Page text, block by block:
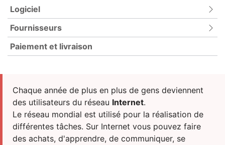
Logiciel
ANTIVIRUS
POUR LES APPAREILS MOBILES
SÉCURITÉ COMPLÈTE DES INFORMATIONS
PRODUITS CLOUD
SYSTÈMES D'EXPLOITATION
Fournisseurs
ADLOCK
ESET
INCOMEDIA
KASPERSKY LAB
Paiement et livraison
Chaque année de plus en plus de gens deviennent
des utilisateurs du réseau Internet.
Le réseau mondial est utilisé pour la réalisation de
différentes tâches. Sur Internet vous pouvez faire
des achats, d'apprendre, de communiquer, se